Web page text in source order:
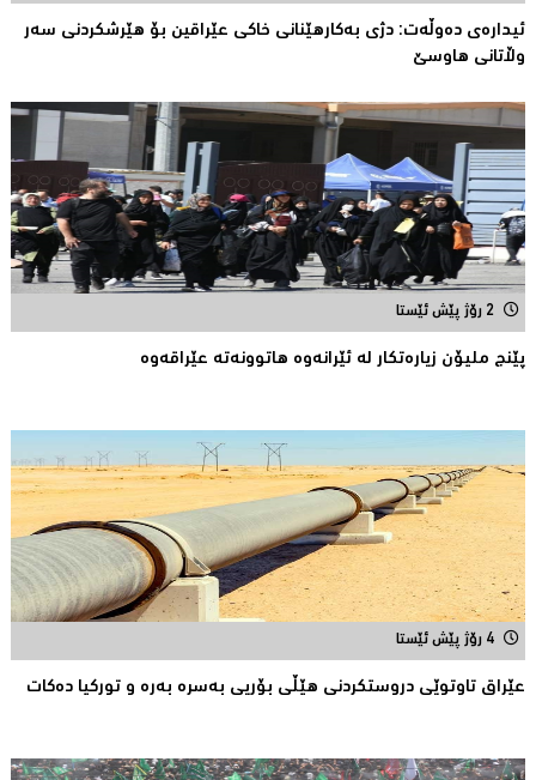
ئیدارەى دەوڵەت: دژى بەکارهێنانى خاکی عێراقین بۆ هێرشکردنى سەر
وڵاتانی هاوسێ
2 رۆژ پێش ئێستا
پێنج ملیۆن زیاره‌تكار له‌ ئێرانه‌وه‌ هاتوونه‌ته‌ عێراقه‌وه‌
4 رۆژ پێش ئێستا
عێراق تاوتوێی دروستكردنی هێڵی بۆریی بەسرە بەرە و توركیا دەکات